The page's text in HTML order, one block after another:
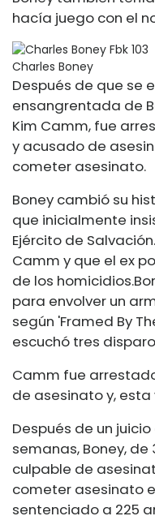
hacía juego con el
Charles Boney
Después de que se
ensangrentada de
Kim Camm, fue
y acusado de
cometer asesinato.
Boney cambió su
que inicialmente
Ejército de
Camm y que el ex
de los homicidios.
para envolver un
según 'Framed By
escuchó tres
Camm fue
de asesinato y, esta
Después de un
semanas, Boney,
culpable de
cometer asesinato
sentenciado a 225